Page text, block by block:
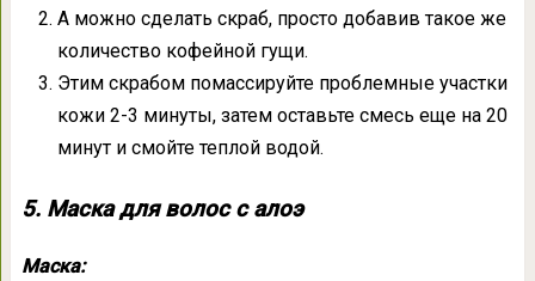
А можно сделать скраб, просто добавив такое же
количество кофейной гущи.
Этим скрабом помассируйте проблемные участки
кожи 2-3 минуты, затем оставьте смесь еще на 20
минут и смойте теплой водой.
5. Маска для волос с алоэ
Маска: